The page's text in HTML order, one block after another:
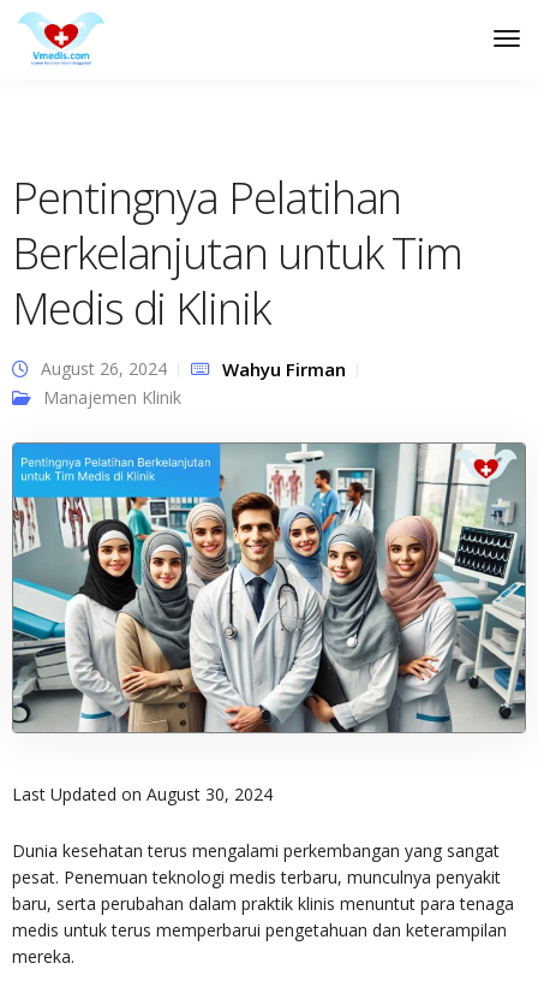
Pentingnya Pelatihan
Berkelanjutan untuk Tim
Medis di Klinik
August 26, 2024 Wahyu Firman
Manajemen Klinik
Last Updated on August 30, 2024
Dunia kesehatan terus mengalami perkembangan yang sangat
pesat. Penemuan teknologi medis terbaru, munculnya penyakit
baru, serta perubahan dalam praktik klinis menuntut para tenaga
medis untuk terus memperbarui pengetahuan dan keterampilan
mereka.